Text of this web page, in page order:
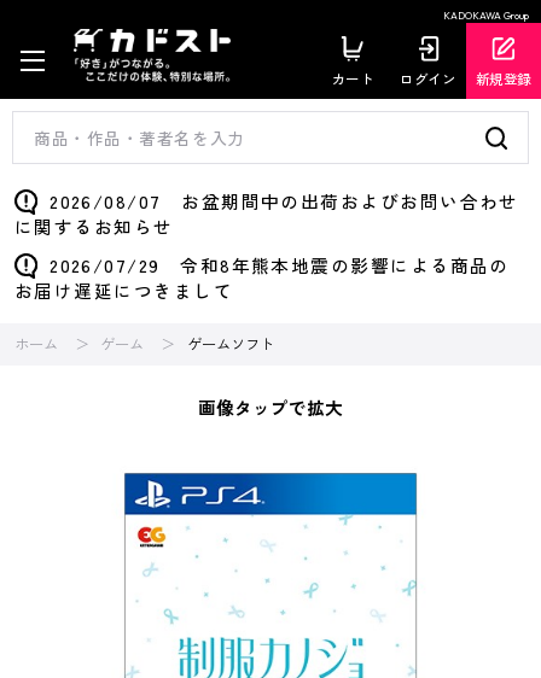
KADOKAWA Group
カート ログイン 新規登録
2026/08/07 お盆期間中の出荷およびお問い合わせ
に関するお知らせ
2026/07/29 令和8年熊本地震の影響による商品の
お届け遅延につきまして
ホーム ゲーム ゲームソフト
画像タップで拡大